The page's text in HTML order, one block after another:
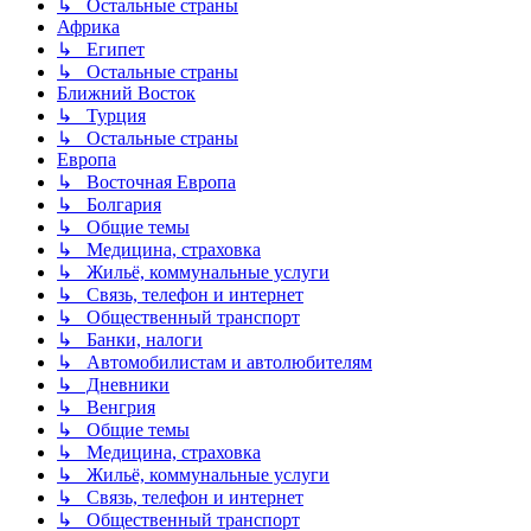
↳ Остальные страны
Африка
↳ Египет
↳ Остальные страны
Ближний Восток
↳ Турция
↳ Остальные страны
Европа
↳ Восточная Европа
↳ Болгария
↳ Общие темы
↳ Медицина, страховка
↳ Жильё, коммунальные услуги
↳ Связь, телефон и интернет
↳ Общественный транспорт
↳ Банки, налоги
↳ Автомобилистам и автолюбителям
↳ Дневники
↳ Венгрия
↳ Общие темы
↳ Медицина, страховка
↳ Жильё, коммунальные услуги
↳ Связь, телефон и интернет
↳ Общественный транспорт